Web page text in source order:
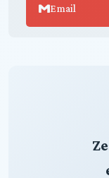
Email